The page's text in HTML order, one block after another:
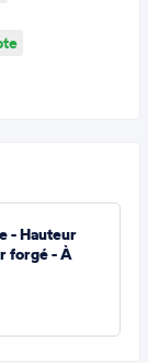
- Hauteur
forgé - À